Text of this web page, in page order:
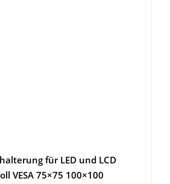
für LED und LCD
VESA 75×75 100×100